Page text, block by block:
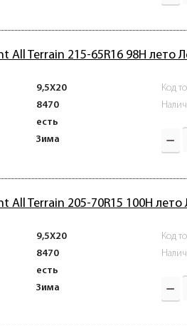
All Terrain 215-65R16 98H лето
9,5X20
8470
есть
Зима
Код
All Terrain 205-70R15 100H лето
9,5X20
8470
есть
Зима
Код